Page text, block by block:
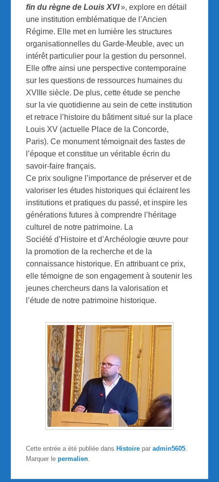
fin du règne de Louis XVI», explore en détail
une institution emblématique de l’Ancien
Régime. Elle met en lumière les structures
organisationnelles du Garde-Meuble, avec un
intérêt particulier pour la gestion du personnel.
Elle offre ainsi une perspective contemporaine
sur les questions de ressources humaines du
XVIIIe siècle. De plus, cette étude se penche
sur la vie quotidienne au sein de cette institution
et retrace l’histoire du bâtiment situé sur la place
Louis XV (actuelle Place de la Concorde,
Paris). Ce monument témoignait des fastes de
l’époque et constitue un véritable écrin du
savoir-faire français.
Ce prix souligne l’importance de préserver et de
valoriser les études historiques qui éclairent les
institutions et pratiques du passé, et inspire les
générations futures à comprendre l’héritage
culturel de notre patrimoine. La
Société d’Histoire et d’Archéologie œuvre pour
la promotion de la recherche et de la
connaissance historique. En attribuant ce prix,
elle témoigne de son engagement à soutenir les
jeunes chercheurs dans la valorisation et
l’étude de notre patrimoine historique.
Cette entrée a été publiée dans Histoire paradmin5605
Marquer lepermalien